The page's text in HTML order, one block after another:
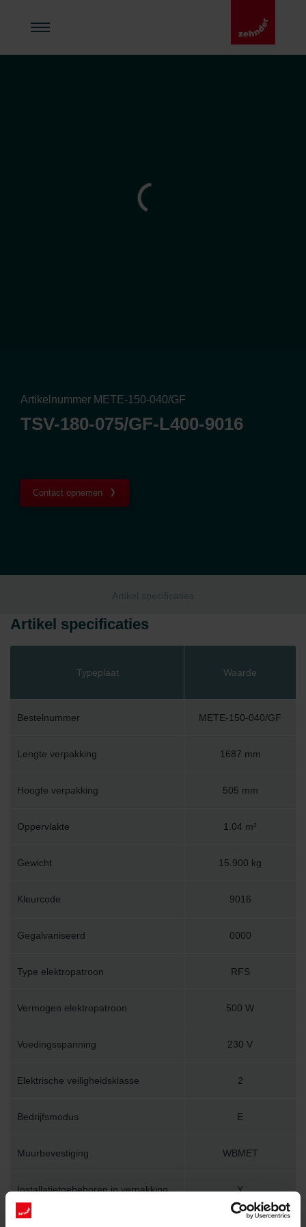
Artikelnummer METE-150-040/GF
TSV-180-075/GF-L400-9016
Contact opnemen
Artikel specificaties
Artikel specificaties
Typeplaat Waarde
Bestelnummer METE-150-040/GF
Lengte verpakking 1687 mm
Hoogte verpakking 505 mm
Oppervlakte 1.04 m²
Gewicht 15.900 kg
Kleurcode 9016
Gegalvaniseerd 0000
Type elektropatroon RFS
Vermogen elektropatroon 500 W
Voedingsspanning 230 V
Elektrische veiligheidsklasse 2
Bedrijfsmodus E
Muurbevestiging WBMET
Installatietoebehoren in verpakking Y